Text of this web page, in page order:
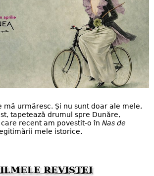
mă urmăresc. Și nu sunt doar ale mele,
tapetează drumul spre Dunăre,
recent am povestit-o în Nas de
mele istorice.
REVISTEI